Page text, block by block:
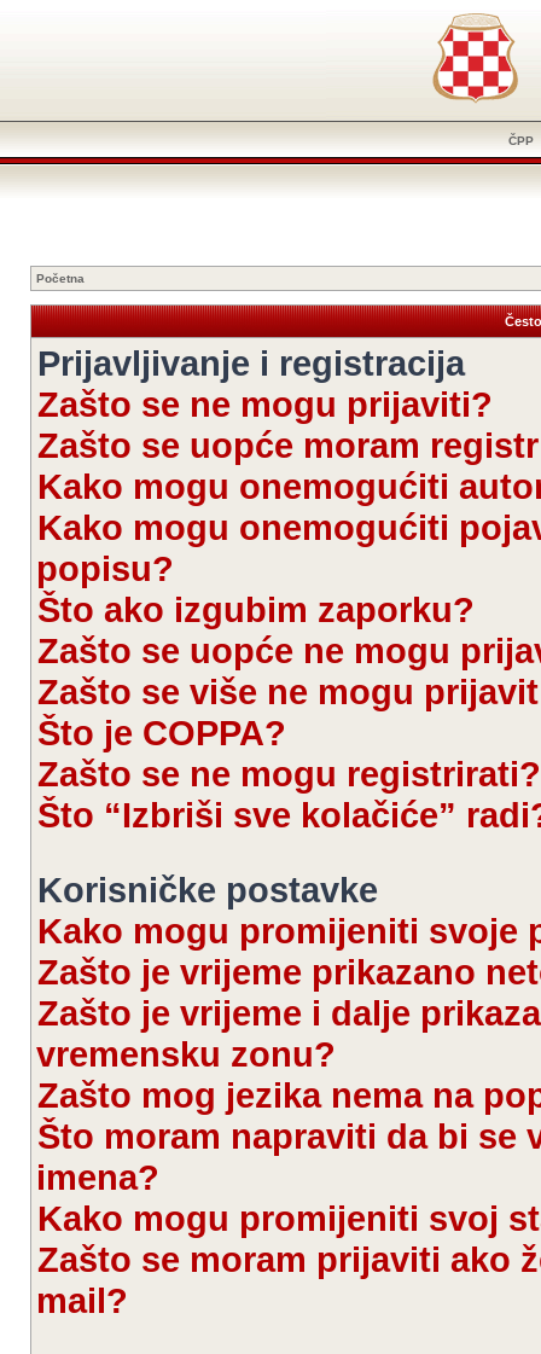
ČPP
Početna
Prijavljivanje i registracija
Zašto se ne mogu prijaviti?
Zašto se uopće moram
Kako mogu onemogućiti
Kako mogu onemogućiti
popisu?
Što ako izgubim zaporku?
Zašto se uopće ne mogu
Zašto se više ne mogu
Što je COPPA?
Zašto se ne mogu registrirati?
Što “Izbriši sve kolačiće”
Korisničke postavke
Kako mogu promijeniti svoje
Zašto je vrijeme prikazano
Zašto je vrijeme i dalje
vremensku zonu?
Zašto mog jezika nema na
Što moram napraviti da bi
imena?
Kako mogu promijeniti svoj
Zašto se moram prijaviti ako
mail?